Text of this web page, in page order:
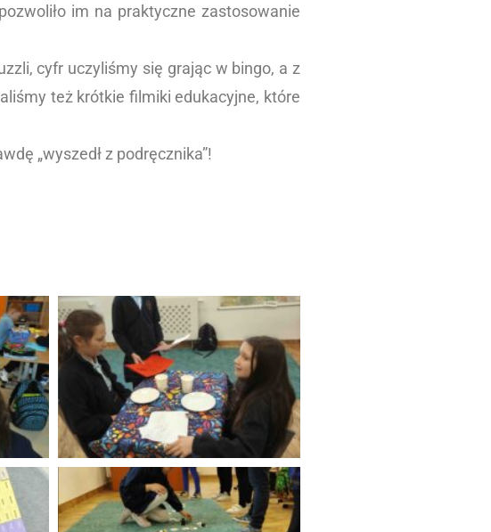
im na praktyczne zastosowanie
cyfr uczyliśmy się grając w bingo, a z
też krótkie filmiki edukacyjne, które
„wyszedł z podręcznika”!